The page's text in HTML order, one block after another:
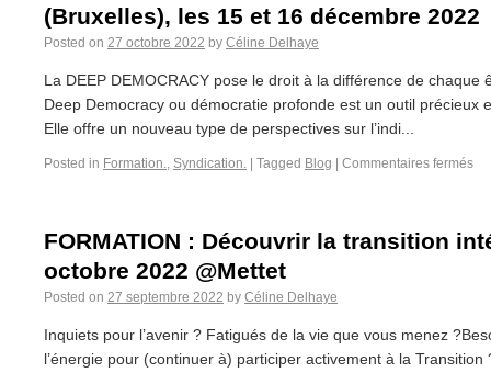
(Bruxelles), les 15 et 16 décembre 2022
Posted on 27 octobre 2022 by Céline Delhaye
La DEEP DEMOCRACY pose le droit à la différence de chaque
Deep Democracy ou démocratie profonde est un outil précieux
Elle offre un nouveau type de perspectives sur l’indi...
Posted in Formation., Syndication. Tagged Blog Commentaires fermés
FORMATION : Découvrir la transition
octobre 2022 @Mettet
Posted on 27 septembre 2022 by Céline Delhaye
Inquiets pour l’avenir ? Fatigués de la vie que vous menez
l’énergie pour (continuer à) participer activement à la